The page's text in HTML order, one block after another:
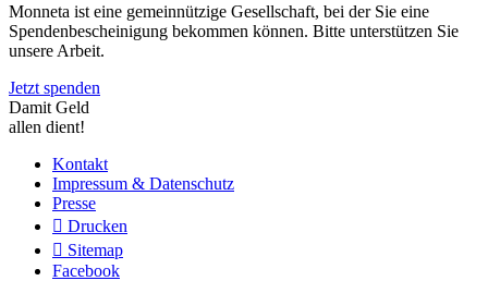
Monneta ist eine gemeinnützige Gesellschaft, bei der Sie eine
Spendenbescheinigung bekommen können. Bitte unterstützen Sie
unsere Arbeit.
Jetzt spenden
Damit Geld
allen dient!
Kontakt
Impressum & Datenschutz
Presse
Drucken
Sitemap
Facebook